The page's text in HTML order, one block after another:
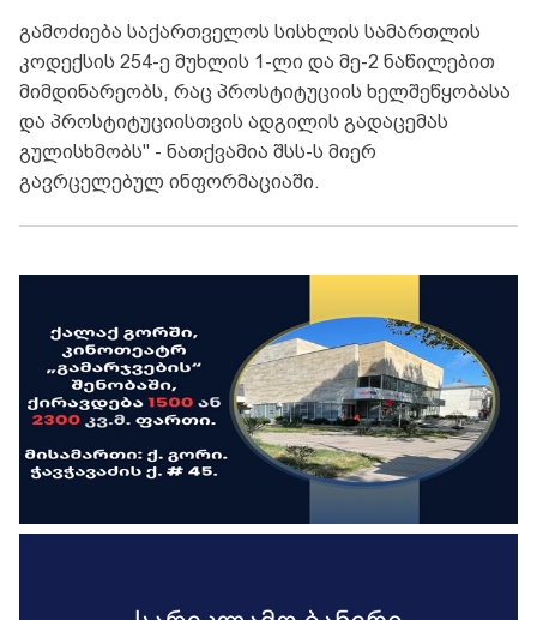
გამოძიება საქართველოს სისხლის სამართლის
კოდექსის 254-ე მუხლის 1-ლი და მე-2 ნაწილებით
მიმდინარეობს, რაც პროსტიტუციის ხელშეწყობასა
და პროსტიტუციისთვის ადგილის გადაცემას
გულისხმობს" - ნათქვამია შსს-ს მიერ
გავრცელებულ ინფორმაციაში.